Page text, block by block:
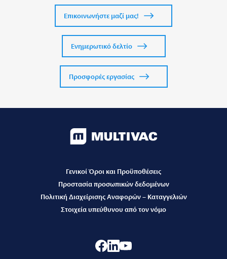
Επικοινωνήστε μαζί μας!
Ενημερωτικό δελτίο
Προσφορές εργασίας
Γενικοί Όροι και Προϋποθέσεις
Προστασία προσωπικών δεδομένων
Πολιτική Διαχείρισης Αναφορών – Καταγγελιών
Στοιχεία υπεύθυνου από τον νόμο